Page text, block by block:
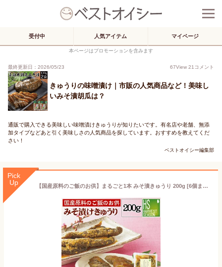
受付中 人気アイテム マイページ
本ページはプロモーションを含みます
最終更新日：2026/05/23 67View 21 コメント
きゅうりの味噌漬け｜市販の人気商品など！美味し
いみそ漬胡瓜は？
通販で購入できる美味しい味噌漬けきゅうりが知りたいです。有名店や老舗、無添
加タイプなどあと引く美味しさの人気商品を探しています。おすすめを教えてくだ
さい！
ベストオイシー編集部
Pick
Up
【国産原料のご飯のお供】まるごと1本 みそ漬きゅうり 200g [6個までメール便配送可/代引&着日時指定&あす楽不可][7個以上・宅配便対応は他商品と同梱OK][北海道沖縄へは送料1520円][メール便全国一律250円]